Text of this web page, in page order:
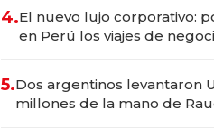
4.El nuevo lujo corporativo:
en Perú los viajes de
transformadoras
5.Dos argentinos levantaron
millones de la mano de